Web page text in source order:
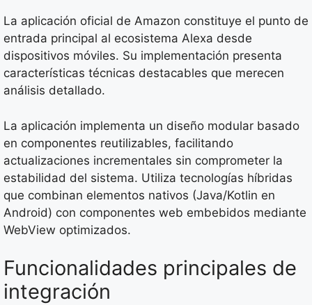
La aplicación oficial de Amazon constituye el punto de
entrada principal al ecosistema Alexa desde
dispositivos móviles. Su implementación presenta
características técnicas destacables que merecen
análisis detallado.
La aplicación implementa un diseño modular basado
en componentes reutilizables, facilitando
actualizaciones incrementales sin comprometer la
estabilidad del sistema. Utiliza tecnologías híbridas
que combinan elementos nativos (Java/Kotlin en
Android) con componentes web embebidos mediante
WebView optimizados.
Funcionalidades principales de
integración